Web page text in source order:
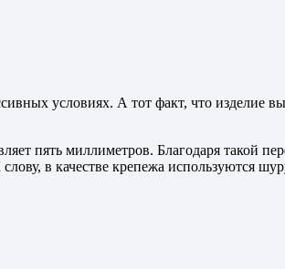
условиях. А тот факт, что изделие
пять миллиметров. Благодаря такой
в качестве крепежа используются